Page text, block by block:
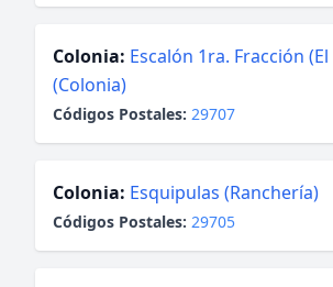
Colonia: Escalón 1ra. Fracción
(Colonia)
Códigos Postales: 29707
Colonia: Esquipulas (Ranchería)
Códigos Postales: 29705